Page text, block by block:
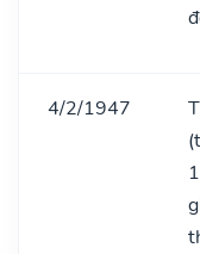
4/2/1947